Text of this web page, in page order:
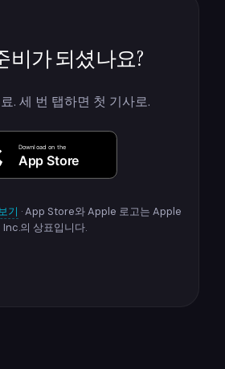
비가 되셨나요?
. 세 번 탭하면 첫 기사로.
기 · App Store와 Apple 로고는 Apple
Inc.의 상표입니다.